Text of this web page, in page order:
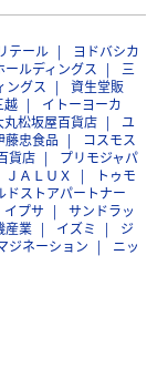
テール
ヨドバシカ
ルディングス
三
ングス
資生堂販
越
イトーヨーカ
丸松坂屋百貨店
ユ
藤忠食品
コスモス
貨店
プリモジャパ
ＪＡＬＵＸ
トゥモ
ドストアパートナー
イプサ
サンドラッ
産業 イズミ
ジ
ジネーション
ニッ